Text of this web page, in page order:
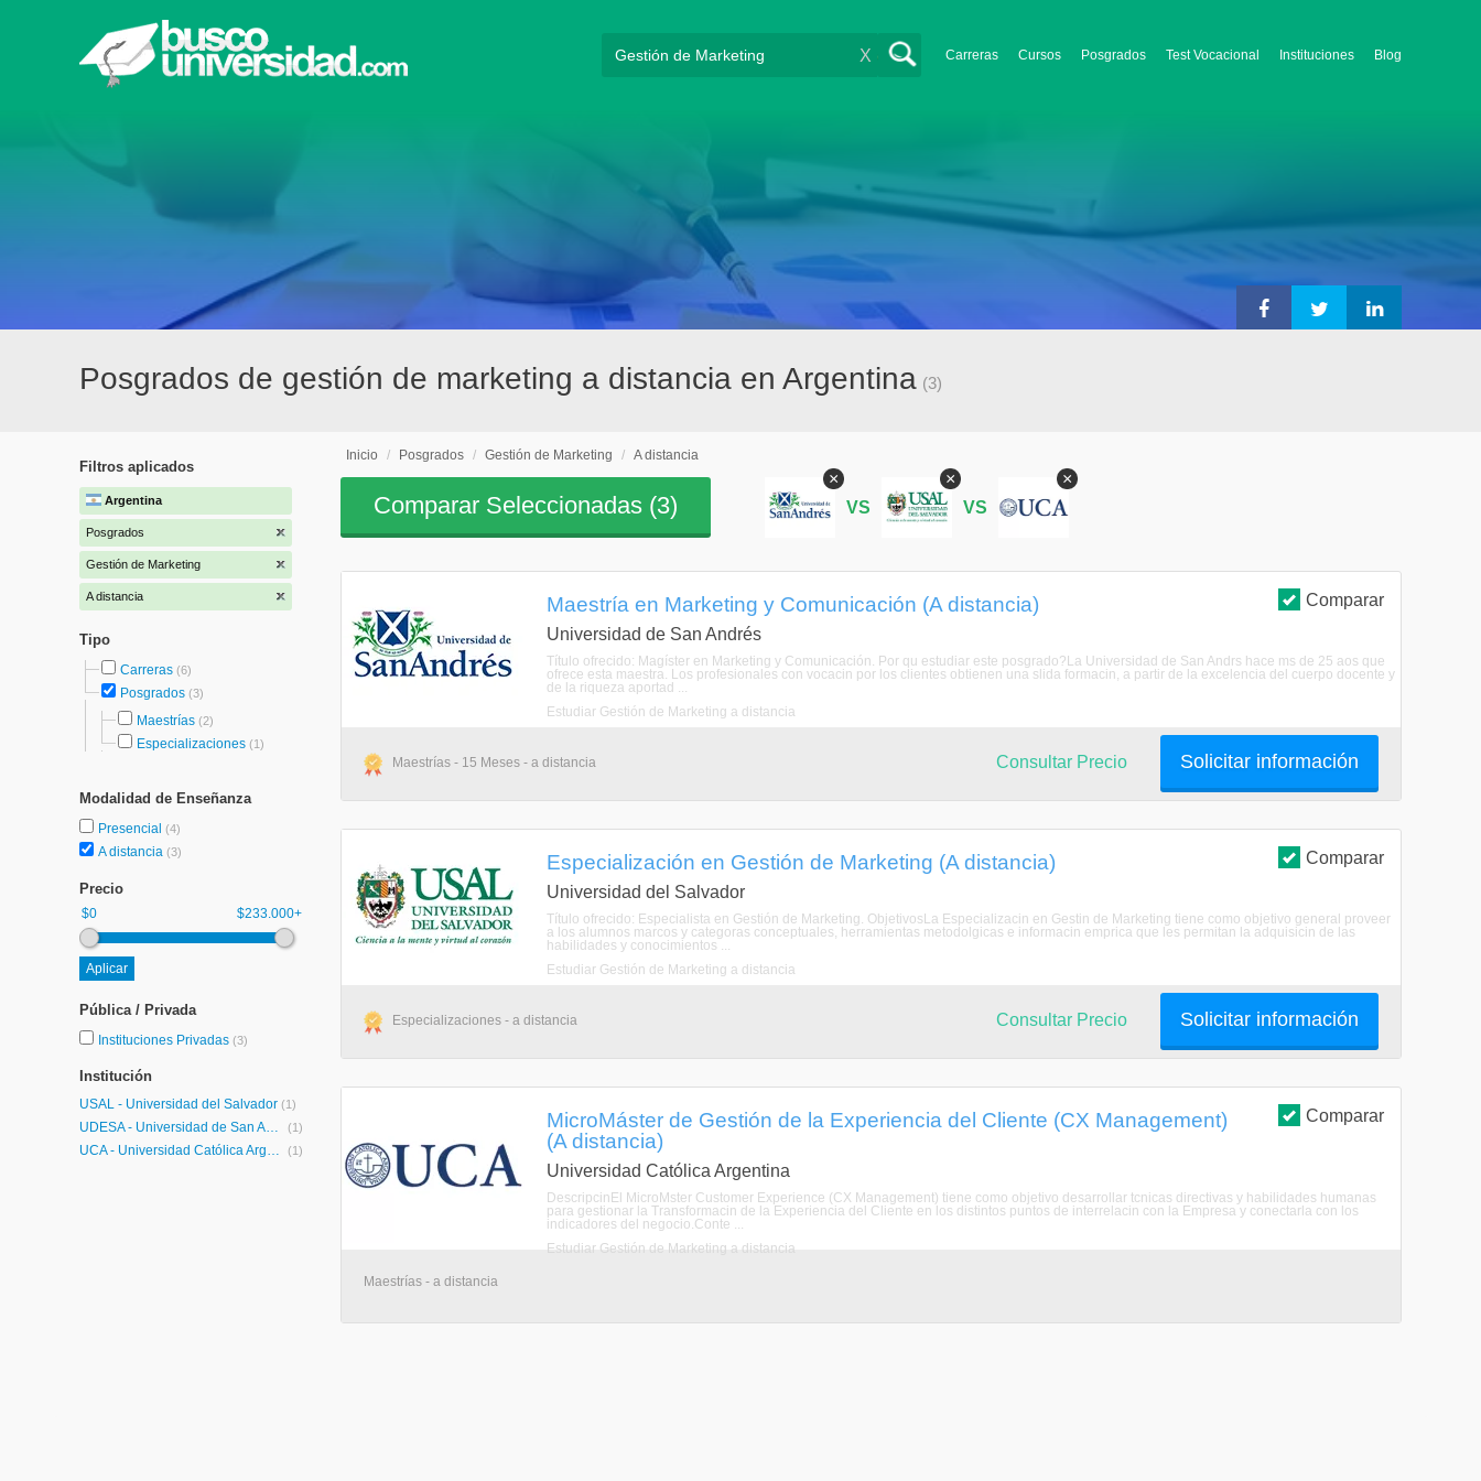
Carreras Cursos Posgrados Test Vocacional Instituciones Blog
X
Posgrados de gestión de marketing a distancia en Argentina (3)
Filtros aplicados
Argentina
Posgrados
Gestión de Marketing
A distancia
Tipo
Carreras (6)
Posgrados (3)
Maestrías (2)
Especializaciones (1)
Modalidad de Enseñanza
Presencial (4)
A distancia (3)
Precio
$0 $233.000+
Pública / Privada
Instituciones Privadas (3)
Institución
USAL - Universidad del Salvador (1)
UDESA - Universidad de San Andrés (1)
UCA - Universidad Católica Argentina (1)
Inicio / Posgrados / Gestión de Marketing / A distancia
Comparar Seleccionadas (3)
×
VS
×
VS
×
Comparar
Maestría en Marketing y Comunicación (A distancia)
Universidad de San Andrés
Título ofrecido: Magíster en Marketing y Comunicación. Por qu estudiar este posgrado?La Universidad de San Andrs hace ms de 25 aos que
ofrece esta maestra. Los profesionales con vocacin por los clientes obtienen una slida formacin, a partir de la excelencia del cuerpo docente y
de la riqueza aportad ...
Estudiar Gestión de Marketing a distancia
Maestrías - 15 Meses - a distancia Solicitar información
Consultar Precio
Comparar
Especialización en Gestión de Marketing (A distancia)
Universidad del Salvador
Título ofrecido: Especialista en Gestión de Marketing. ObjetivosLa Especializacin en Gestin de Marketing tiene como objetivo general proveer
a los alumnos marcos y categoras conceptuales, herramientas metodolgicas e informacin emprica que les permitan la adquisicin de las
habilidades y conocimientos ...
Estudiar Gestión de Marketing a distancia
Especializaciones - a distancia Solicitar información
Consultar Precio
Comparar
MicroMáster de Gestión de la Experiencia del Cliente (CX Management)
(A distancia)
Universidad Católica Argentina
DescripcinEl MicroMster Customer Experience (CX Management) tiene como objetivo desarrollar tcnicas directivas y habilidades humanas
para gestionar la Transformacin de la Experiencia del Cliente en los distintos puntos de interrelacin con la Empresa y conectarla con los
indicadores del negocio.Conte ...
Estudiar Gestión de Marketing a distancia
Maestrías - a distancia